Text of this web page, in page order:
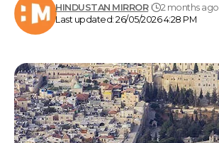
Last updated: 26/05/2026 4:28 PM
HINDUSTAN MIRROR 2 months ago